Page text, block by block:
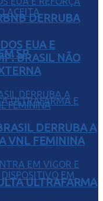
DERRUBA
SP
ULTRAFARMA
EUA E
BRASIL NÃO
DERRUBA A
VNL FEMININA